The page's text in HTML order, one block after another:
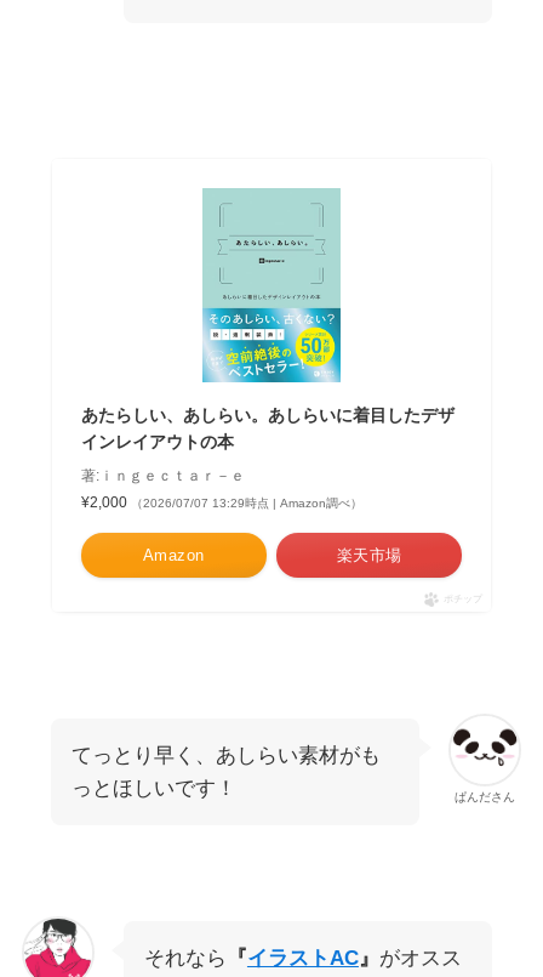
あたらしい、あしらい。あしらいに着目したデザ
インレイアウトの本
著:ｉｎｇｅｃｔａｒ－ｅ
¥2,000
（2026/07/07 13:29時点 | Amazon調べ）
Amazon 楽天市場
ポチップ
ぱんださん
てっとり早く、あしらい素材がも
っとほしいです！
それなら 『 イラストAC』 がオスス